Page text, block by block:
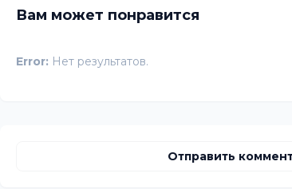
Вам может понравится
Error: Нет результатов.
Отправить